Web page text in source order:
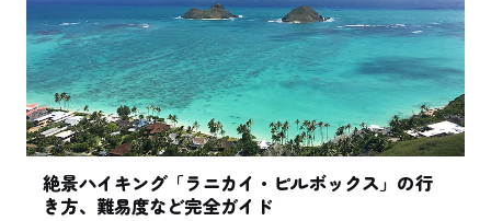
絶景ハイキング「ラニカイ・ピルボックス」の行
き方、難易度など完全ガイド